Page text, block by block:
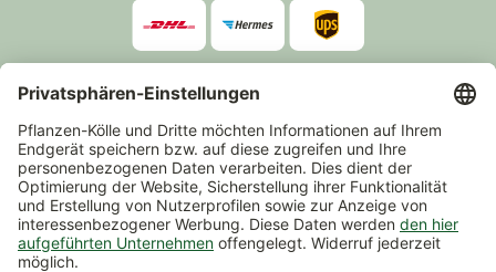
Zahlarten
*Alle Preise inkl. gesetzlicher Mehrwertsteuer zzgl.Versand
Mindestbestellwert 14,90 €, ausgenommen sind Gutscheine und
Events.